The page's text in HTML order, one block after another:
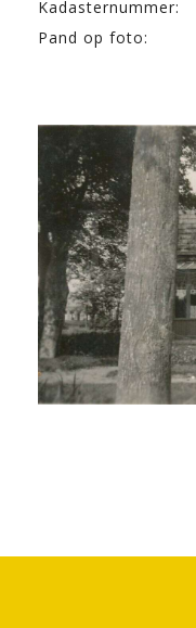
Kadasternummer:
Pand op foto: